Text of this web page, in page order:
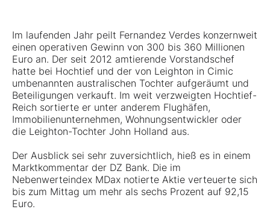
Im laufenden Jahr peilt Fernandez Verdes konzernweit
einen operativen Gewinn von 300 bis 360 Millionen
Euro an. Der seit 2012 amtierende Vorstandschef
hatte bei Hochtief und der von Leighton in Cimic
umbenannten australischen Tochter aufgeräumt und
Beteiligungen verkauft. Im weit verzweigten Hochtief-
Reich sortierte er unter anderem Flughäfen,
Immobilienunternehmen, Wohnungsentwickler oder
die Leighton-Tochter John Holland aus.
Der Ausblick sei sehr zuversichtlich, hieß es in einem
Marktkommentar der DZ Bank. Die im
Nebenwerteindex MDax notierte Aktie verteuerte sich
bis zum Mittag um mehr als sechs Prozent auf 92,15
Euro.